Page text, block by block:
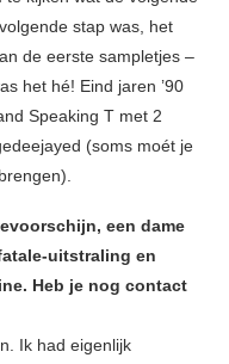
stap was, het
de eerste sampletjes –
het hé! Eind jaren ’90
Speaking T met 2
(soms moét je
een dame
uitstraling en
Heb je nog contact
Ik had eigenlijk